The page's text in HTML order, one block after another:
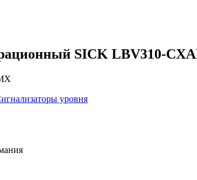
SICK LBV310-
уровня